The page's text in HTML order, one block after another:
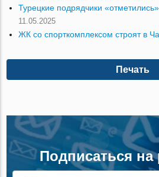
Турецкие подрядчики
11.05.2025
ЖК со спорткомплексом строят в
Печать
Подписаться на